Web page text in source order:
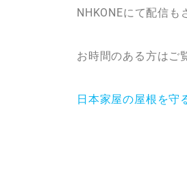
NHKONEにて配信も
お時間のある方はご
日本家屋の屋根を守